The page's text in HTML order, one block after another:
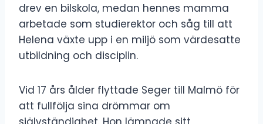
drev en bilskola, medan hennes mamma
arbetade som studierektor och såg till att
Helena växte upp i en miljö som värdesatte
utbildning och disciplin.
Vid 17 års ålder flyttade Seger till Malmö för
att fullfölja sina drömmar om